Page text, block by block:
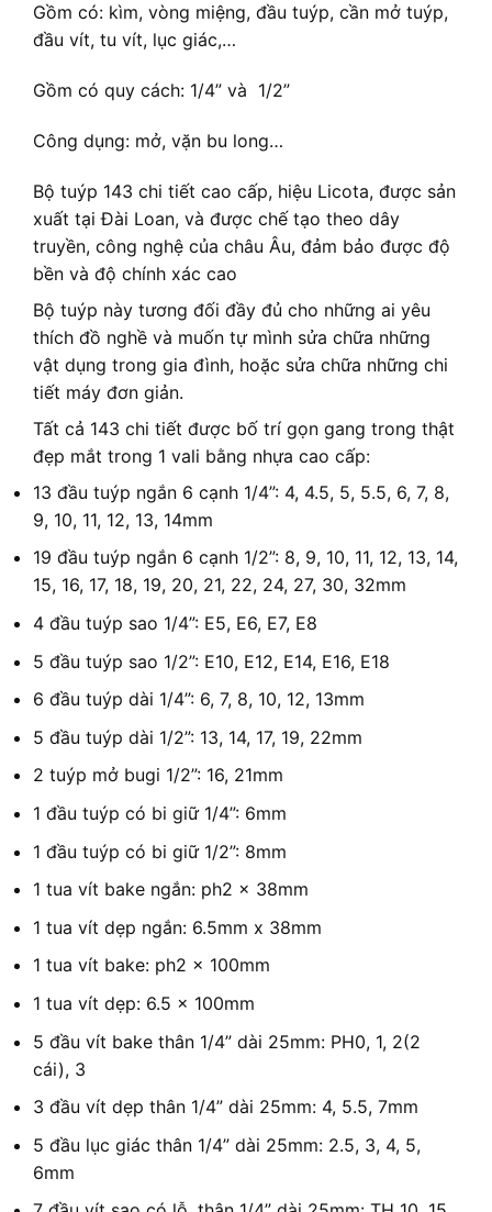
Gồm có: kìm, vòng miệng, đầu tuýp, cần mở tuýp,
đầu vít, tu vít, lục giác,…
Gồm có quy cách: 1/4” và 1/2”
Công dụng: mở, vặn bu long…
Bộ tuýp 143 chi tiết cao cấp, hiệu Licota, được sản
xuất tại Đài Loan, và được chế tạo theo dây
truyền, công nghệ của châu Âu, đảm bảo được độ
bền và độ chính xác cao
Bộ tuýp này tương đối đầy đủ cho những ai yêu
thích đồ nghề và muốn tự mình sửa chữa những
vật dụng trong gia đình, hoặc sửa chữa những chi
tiết máy đơn giản.
Tất cả 143 chi tiết được bố trí gọn gang trong thật
đẹp mắt trong 1 vali bằng nhựa cao cấp:
13 đầu tuýp ngắn 6 cạnh 1/4”: 4, 4.5, 5, 5.5, 6, 7, 8,
9, 10, 11, 12, 13, 14mm
19 đầu tuýp ngắn 6 cạnh 1/2”: 8, 9, 10, 11, 12, 13, 14,
15, 16, 17, 18, 19, 20, 21, 22, 24, 27, 30, 32mm
4 đầu tuýp sao 1/4”: E5, E6, E7, E8
5 đầu tuýp sao 1/2”: E10, E12, E14, E16, E18
6 đầu tuýp dài 1/4”: 6, 7, 8, 10, 12, 13mm
5 đầu tuýp dài 1/2”: 13, 14, 17, 19, 22mm
2 tuýp mở bugi 1/2”: 16, 21mm
1 đầu tuýp có bi giữ 1/4”: 6mm
1 đầu tuýp có bi giữ 1/2”: 8mm
1 tua vít bake ngắn: ph2 x 38mm
1 tua vít dẹp ngắn: 6.5mm x 38mm
1 tua vít bake: ph2 x 100mm
1 tua vít dẹp: 6.5 x 100mm
5 đầu vít bake thân 1/4” dài 25mm: PH0, 1, 2(2
cái), 3
3 đầu vít dẹp thân 1/4” dài 25mm: 4, 5.5, 7mm
5 đầu lục giác thân 1/4” dài 25mm: 2.5, 3, 4, 5,
6mm